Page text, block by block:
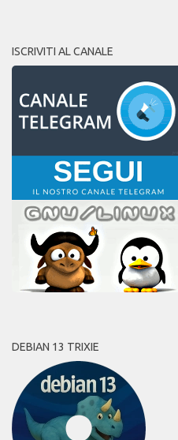
ISCRIVITI AL CANALE
DEBIAN 13 TRIXIE